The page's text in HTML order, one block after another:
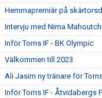
Hemmapremiär på
Intervju med Nima
Inför Torns IF - BK Olympic
Välkommen till 2023
Ali Jasim ny tränare för
Inför Torns IF - Åtvidabergs